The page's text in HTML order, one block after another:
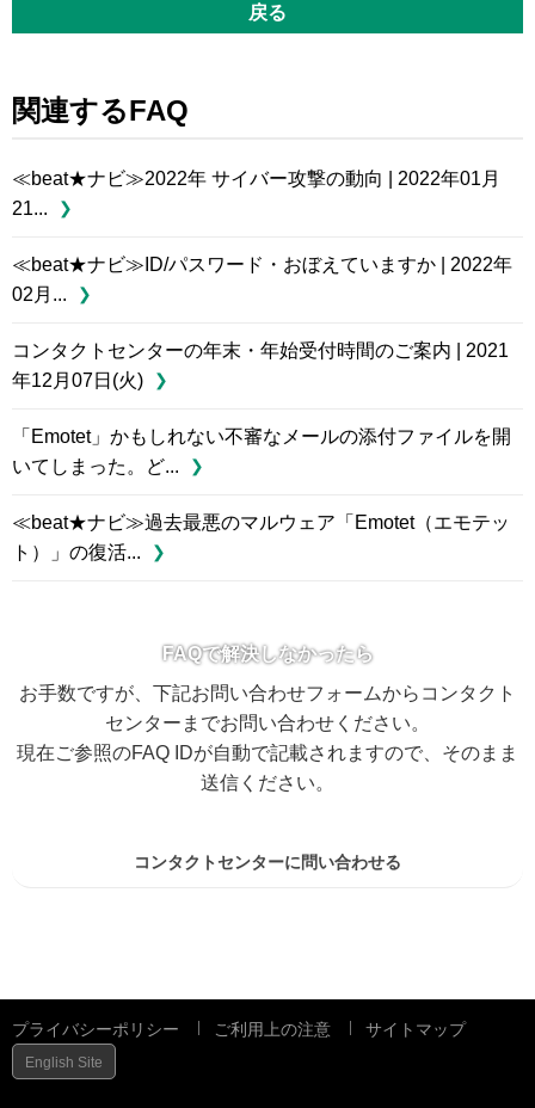
戻る
関連するFAQ
≪beat★ナビ≫2022年 サイバー攻撃の動向 | 2022年01月
21...
≪beat★ナビ≫ID/パスワード・おぼえていますか | 2022年
02月...
コンタクトセンターの年末・年始受付時間のご案内 | 2021
年12月07日(火)
「Emotet」かもしれない不審なメールの添付ファイルを開
いてしまった。ど...
≪beat★ナビ≫過去最悪のマルウェア「Emotet（エモテッ
ト）」の復活...
FAQで解決しなかったら
お手数ですが、下記お問い合わせフォームからコンタクト
センターまでお問い合わせください。
現在ご参照のFAQ IDが自動で記載されますので、そのまま
送信ください。
コンタクトセンターに問い合わせる
プライバシーポリシー ご利用上の注意 サイトマップ
English Site